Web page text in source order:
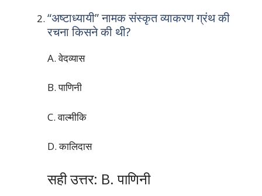
“अष्टाध्यायी” नामक संस्कृत व्याकरण ग्रंथ की
रचना किसने की थी?
A. वेदव्यास
B. पाणिनी
C. वाल्मीकि
D. कालिदास
सही उत्तर: B. पाणिनी